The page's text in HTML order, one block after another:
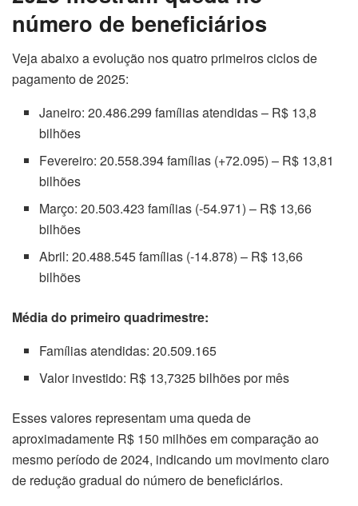
número de beneficiários
Veja abaixo a evolução nos quatro primeiros ciclos de
pagamento de 2025:
Janeiro: 20.486.299 famílias atendidas – R$ 13,8
bilhões
Fevereiro: 20.558.394 famílias (+72.095) – R$ 13,81
bilhões
Março: 20.503.423 famílias (-54.971) – R$ 13,66
bilhões
Abril: 20.488.545 famílias (-14.878) – R$ 13,66
bilhões
Média do primeiro quadrimestre:
Famílias atendidas: 20.509.165
Valor investido: R$ 13,7325 bilhões por mês
Esses valores representam uma queda de
aproximadamente R$ 150 milhões em comparação ao
mesmo período de 2024, indicando um movimento claro
de redução gradual do número de beneficiários.